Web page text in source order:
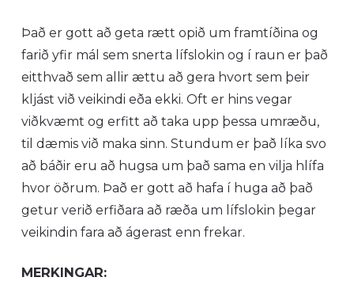
Það er gott að geta rætt opið um framtíðina og
farið yfir mál sem snerta lífslokin og í raun er það
eitthvað sem allir ættu að gera hvort sem þeir
kljást við veikindi eða ekki. Oft er hins vegar
viðkvæmt og erfitt að taka upp þessa umræðu,
til dæmis við maka sinn. Stundum er það líka svo
að báðir eru að hugsa um það sama en vilja hlífa
hvor öðrum. Það er gott að hafa í huga að það
getur verið erfiðara að ræða um lífslokin þegar
veikindin fara að ágerast enn frekar.
MERKINGAR: